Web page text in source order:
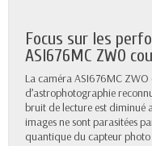
Focus sur les
ASI676MC ZWO
La caméra ASI676MC
d’astrophotographie
bruit de lecture est diminué
images ne sont parasitées
quantique du capteur photo